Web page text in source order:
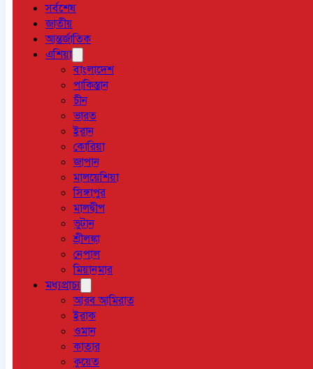
সর্বশেষ
জাতীয়
আন্তর্জাতিক
এশিয়া
বাংলাদেশ
পাকিস্তান
চীন
ভারত
ইরান
কোরিয়া
জাপান
মালয়েশিয়া
সিঙ্গাপুর
মালদ্বীপ
ভুটান
শ্রীলঙ্কা
নেপাল
মিয়ানমার
মধ্যপ্রাচ্য
আরব আমিরাত
ইরাক
ওমান
কাতার
কুয়েত